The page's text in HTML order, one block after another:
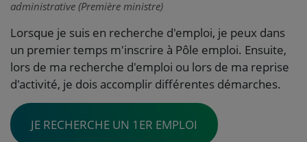
administrative (Première ministre)
Lorsque je suis en recherche d'emploi, je peux dans
un premier temps m'inscrire à Pôle emploi. Ensuite,
lors de ma recherche d'emploi ou lors de ma reprise
d'activité, je dois accomplir différentes démarches.
JE RECHERCHE UN 1ER EMPLOI